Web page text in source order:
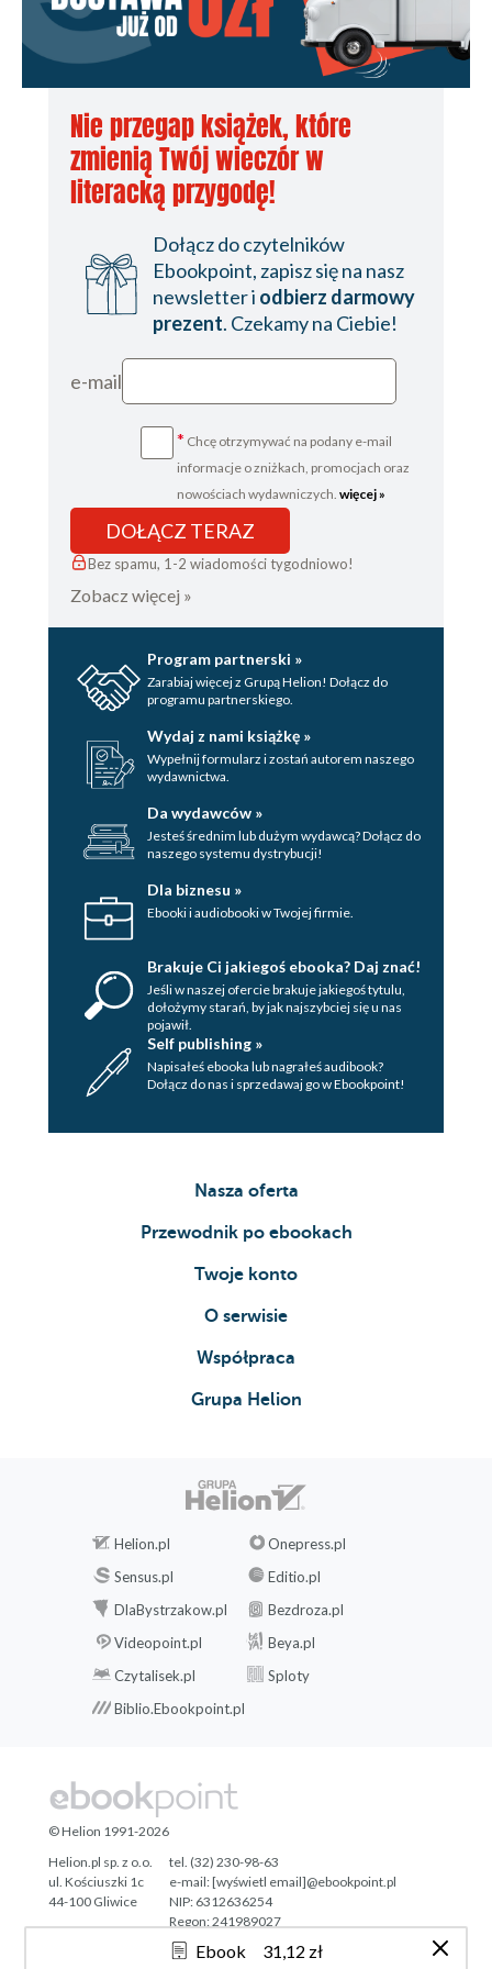
Strona redakcyjna
Ebook 31,12 zł
Nie przegap książek, które
zmienią Twój wieczór w
literacką przygodę!
Dołącz do czytelników
Ebookpoint, zapisz się na nasz
newsletter i odbierz darmowy
prezent. Czekamy na Ciebie!
e-mail
* Chcę otrzymywać na podany e-mail
informacje o zniżkach, promocjach oraz
nowościach wydawniczych. więcej »
DOŁĄCZ TERAZ
Bez spamu, 1-2 wiadomości tygodniowo!
Zobacz więcej »
Program partnerski »
Zarabiaj więcej z Grupą Helion! Dołącz do
programu partnerskiego.
Wydaj z nami książkę »
Wypełnij formularz i zostań autorem naszego
wydawnictwa.
Da wydawców »
Jesteś średnim lub dużym wydawcą? Dołącz do
naszego systemu dystrybucji!
Dla biznesu »
Ebooki i audiobooki w Twojej firmie.
Brakuje Ci jakiegoś ebooka? Daj znać!
Jeśli w naszej ofercie brakuje jakiegoś tytulu,
dołożymy starań, by jak najszybciej się u nas
pojawił.
Self publishing »
Napisałeś ebooka lub nagrałeś audibook?
Dołącz do nas i sprzedawaj go w Ebookpoint!
Nasza oferta
Przewodnik po ebookach
Twoje konto
O serwisie
Współpraca
Grupa Helion
Helion.pl
Onepress.pl
Sensus.pl
Editio.pl
DlaBystrzakow.pl
Bezdroza.pl
Videopoint.pl
Beya.pl
Czytalisek.pl
Sploty
Biblio.Ebookpoint.pl
Tonik.pl
© Helion 1991-2026
Helion.pl sp. z o.o.
ul. Kościuszki 1c
44-100 Gliwice
tel. (32) 230-98-63
e-mail:[wyświetl email]@ebookpoint.pl
NIP: 6312636254
Regon: 241989027